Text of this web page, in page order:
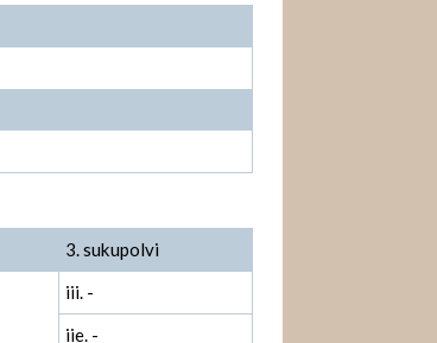
3. sukupolvi
iii. -
iie. -